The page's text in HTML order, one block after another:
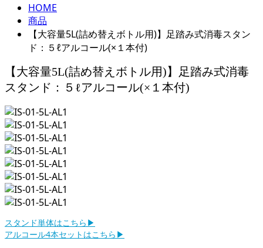
HOME
商品
【大容量5L(詰め替えボトル用)】足踏み式消毒スタン
ド：５ℓアルコール(×１本付)
【大容量5L(詰め替えボトル用)】足踏み式消毒
スタンド：５ℓアルコール(×１本付)
スタンド単体はこちら▶︎
アルコール4本セットはこちら▶︎